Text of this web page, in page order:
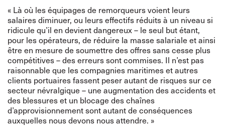
« Là où les équipages de remorqueurs voient leurs
salaires diminuer, ou leurs effectifs réduits à un niveau si
ridicule qu’il en devient dangereux – le seul but étant,
pour les opérateurs, de réduire la masse salariale et ainsi
être en mesure de soumettre des offres sans cesse plus
compétitives – des erreurs sont commises. Il n’est pas
raisonnable que les compagnies maritimes et autres
clients portuaires fassent peser autant de risques sur ce
secteur névralgique – une augmentation des accidents et
des blessures et un blocage des chaînes
d’approvisionnement sont autant de conséquences
auxquelles nous devons nous attendre. »